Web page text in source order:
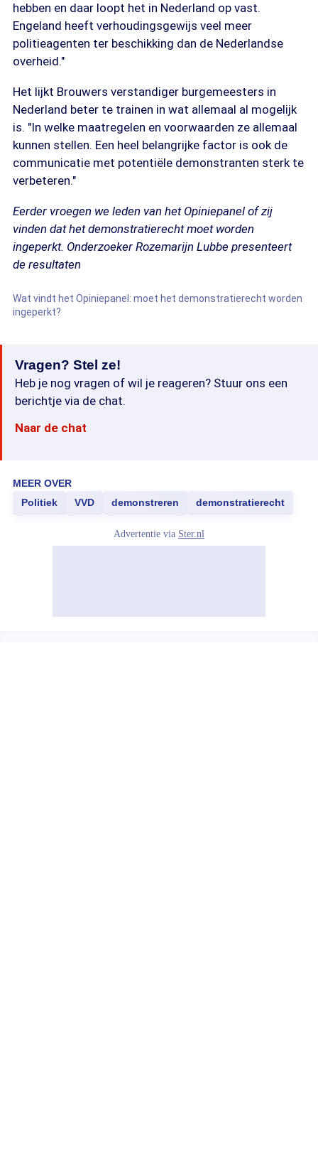
hebben en daar loopt het in Nederland op vast.
Engeland heeft verhoudingsgewijs veel meer
politieagenten ter beschikking dan de Nederlandse
overheid."
Het lijkt Brouwers verstandiger burgemeesters in
Nederland beter te trainen in wat allemaal al mogelijk
is. "In welke maatregelen en voorwaarden ze allemaal
kunnen stellen. Een heel belangrijke factor is ook de
communicatie met potentiële demonstranten sterk te
verbeteren."
Eerder vroegen we leden van het Opiniepanel of zij
vinden dat het demonstratierecht moet worden
ingeperkt. Onderzoeker Rozemarijn Lubbe presenteert
de resultaten
Wat vindt het Opiniepanel: moet het demonstratierecht worden
ingeperkt?
Vragen? Stel ze!
Heb je nog vragen of wil je reageren? Stuur ons een
berichtje via de chat.
Naar de chat
MEER OVER
Politiek
VVD demonstreren demonstratierecht
Advertentie via Ster.nl